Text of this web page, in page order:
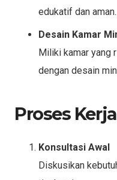
edukatif dan aman.
Desain Kamar
Miliki kamar yang
dengan desain
Proses
Konsultasi Awal
Diskusikan